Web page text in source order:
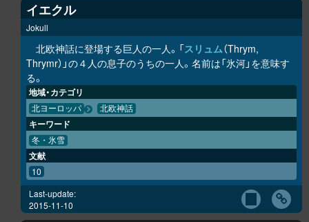
イエクル
Jokull
北欧神話に登場する巨人の一人。「スリュム（Thrym,
Thrymr）」の４人の息子のうちの一人。名前は「氷河」を意味す
る。
地域・カテゴリ
北ヨーロッパ 北欧神話
キーワード
冬・氷雪
文献
10
Last-update:
2015-11-10